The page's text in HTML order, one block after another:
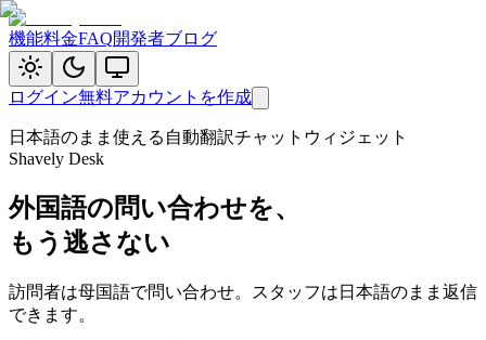
機能料金FAQ開発者ブログ
ログイン無料アカウントを作成
日本語のまま使える自動翻訳チャットウィジェット
Shavely Desk
外国語の問い合わせを、
もう逃さない
訪問者は母国語で問い合わせ。
スタッフは日本語のまま返信
できます。